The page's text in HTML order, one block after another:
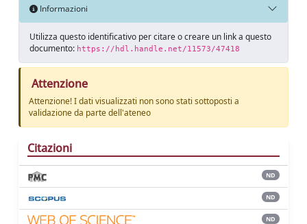
Informazioni
Utilizza questo identificativo per citare o creare un link a questo
documento: https://hdl.handle.net/11573/47418
Attenzione
Attenzione! I dati visualizzati non sono stati sottoposti a
validazione da parte dell'ateneo
Citazioni
ND
ND
ND